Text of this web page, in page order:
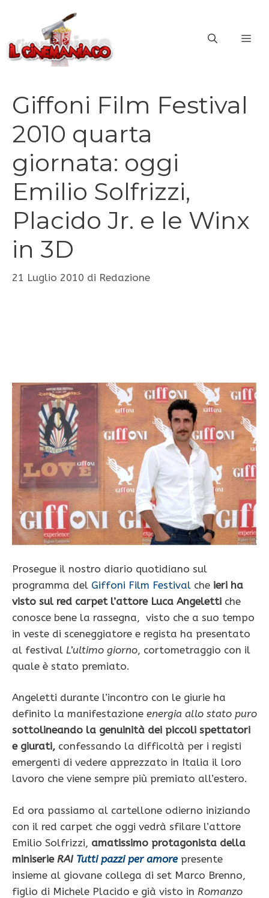
contenuto
Giffoni Film Festival
2010 quarta
giornata: oggi
Emilio Solfrizzi,
Placido Jr. e le Winx
in 3D
21 Luglio 2010 di Redazione
Prosegue il nostro diario quotidiano sul
programma del Giffoni Film Festival che ieri ha
visto sul red carpet l’attore Luca Angeletti che
conosce bene la rassegna, visto che a suo tempo
in veste di sceneggiatore e regista ha presentato
al festival L’ultimo giorno, cortometraggio con il
quale è stato premiato.
Angeletti durante l’incontro con le giurie ha
definito la manifestazione energia allo stato puro
sottolineando la genuinità dei piccoli spettatori
e giurati, confessando la difficoltà per i registi
emergenti di vedere apprezzato in Italia il loro
lavoro che viene sempre più premiato all’estero.
Ed ora passiamo al cartellone odierno iniziando
con il red carpet che oggi vedrà sfilare l’attore
Emilio Solfrizzi, amatissimo protagonista della
miniserie RAI Tutti pazzi per amorepresente
insieme al giovane collega di set Marco Brenno,
figlio di Michele Placido e già visto in Romanzo